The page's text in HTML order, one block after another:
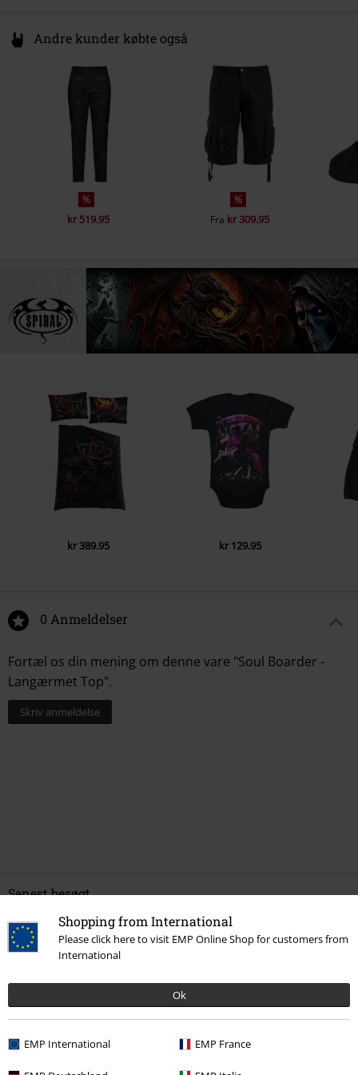
Shopping from International
Please click here to visit EMP Online Shop for customers from
International
Ok
EMP International EMP France
Andre kunder købte også
%
kr 519.95
%
Fra kr 309.95
kr 389.95 kr 129.95
0 Anmeldelser
Fortæl os din mening om denne vare "Soul Boarder -
Langærmet Top".
Skriv anmeldelse
Senest besøgt